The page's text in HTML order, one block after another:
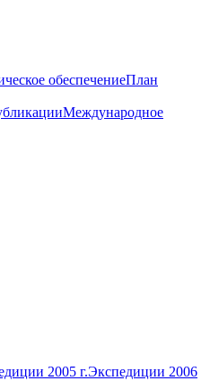
обеспечениеПлан
Международное
2005 г.Экспедиции 2006